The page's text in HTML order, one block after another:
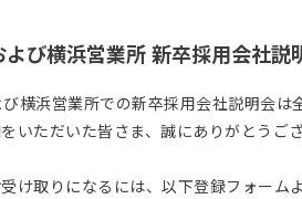
び横浜営業所 新卒採用会社説
横浜営業所での新卒採用会社説明会は
いただいた皆さま、誠にありがとうご
け取りになるには、以下登録フォーム